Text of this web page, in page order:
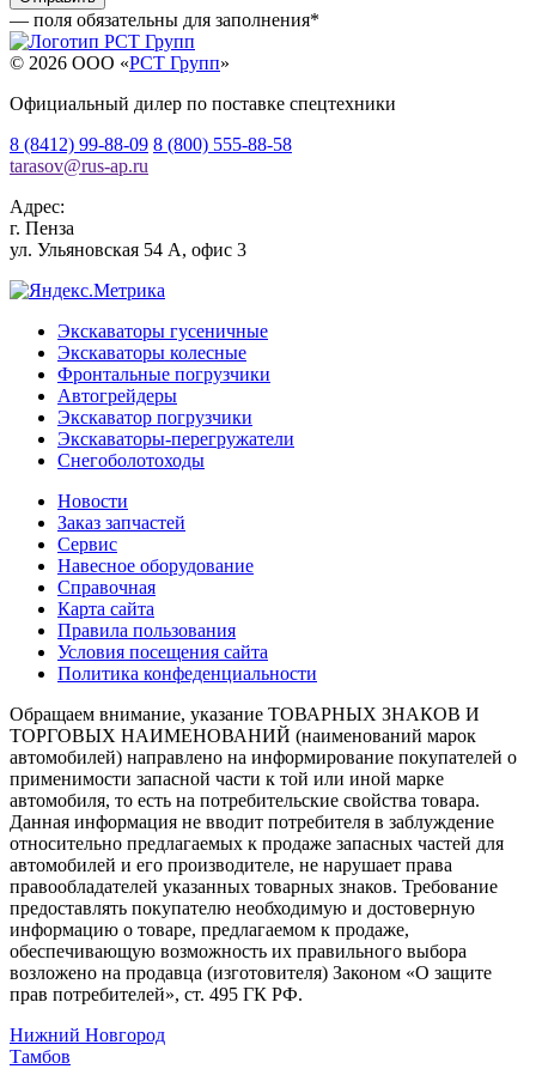
— поля обязательны для заполнения*
© 2026 OOO «РСТ Групп»
Официальный дилер по поставке спецтехники
8 (8412) 99-88-09 8 (800) 555-88-58
tarasov@rus-ap.ru
Адрес:
г. Пенза
ул. Ульяновская 54 А, офис 3
Экскаваторы гусеничные
Экскаваторы колесные
Фронтальные погрузчики
Автогрейдеры
Экскаватор погрузчики
Экскаваторы-перегружатели
Снегоболотоходы
Новости
Заказ запчастей
Сервис
Навесное оборудование
Справочная
Карта сайта
Правила пользования
Условия посещения сайта
Политика конфеденциальности
Обращаем внимание, указание ТОВАРНЫХ ЗНАКОВ И
ТОРГОВЫХ НАИМЕНОВАНИЙ (наименований марок
автомобилей) направлено на информирование покупателей о
применимости запасной части к той или иной марке
автомобиля, то есть на потребительские свойства товара.
Данная информация не вводит потребителя в заблуждение
относительно предлагаемых к продаже запасных частей для
автомобилей и его производителе, не нарушает права
правообладателей указанных товарных знаков. Требование
предоставлять покупателю необходимую и достоверную
информацию о товаре, предлагаемом к продаже,
обеспечивающую возможность их правильного выбора
возложено на продавца (изготовителя) Законом «О защите
прав потребителей», ст. 495 ГК РФ.
Нижний Новгород
Тамбов